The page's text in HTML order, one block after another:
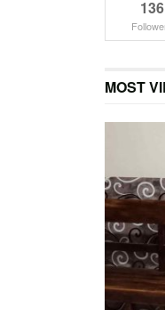
136
MOST